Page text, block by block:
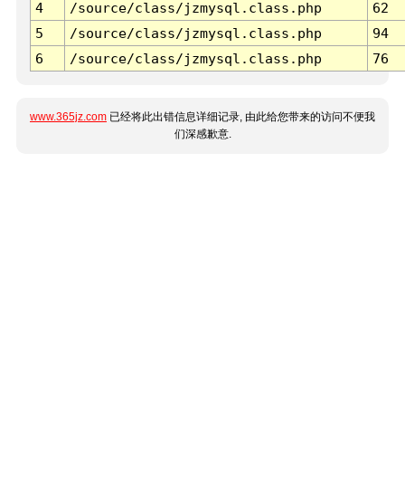
4
/source/class/jzmysql.class.php
62
5
/source/class/jzmysql.class.php
94
6
/source/class/jzmysql.class.php 76
www.365jz.com 已经将此出错信息详细记录, 由此给您带来的访问不便我
们深感歉意.